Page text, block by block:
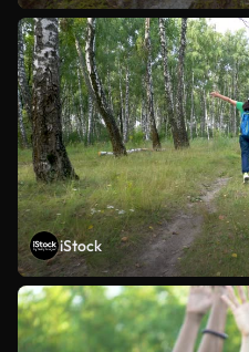
iStock